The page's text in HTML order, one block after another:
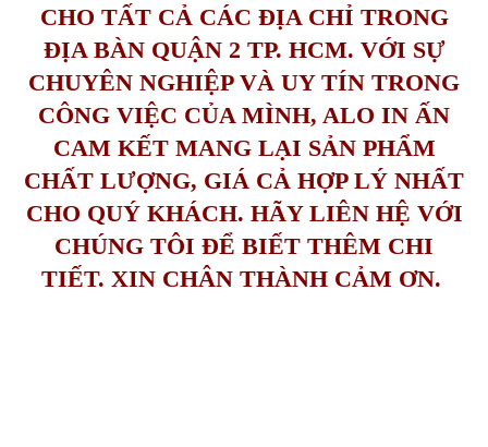
CHO TẤT CẢ CÁC ĐỊA CHỈ TRONG
ĐỊA BÀN QUẬN 2 TP. HCM. VỚI SỰ
CHUYÊN NGHIỆP VÀ UY TÍN TRONG
CÔNG VIỆC CỦA MÌNH, ALO IN ẤN
CAM KẾT MANG LẠI SẢN PHẨM
CHẤT LƯỢNG, GIÁ CẢ HỢP LÝ NHẤT
CHO QUÝ KHÁCH. HÃY LIÊN HỆ VỚI
CHÚNG TÔI ĐỂ BIẾT THÊM CHI
TIẾT. XIN CHÂN THÀNH CẢM ƠN.